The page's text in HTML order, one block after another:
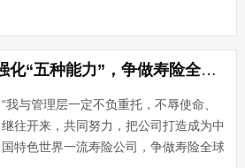
首次派发了中期红利，全年每股拟派发
0.6元，派息总额达到183.7亿元，较
2023年大幅增···...
中国人寿蔡希良：强化“五种能力”，争做寿险全球领军企业
“我与管理层一定不负重托，不辱使命、
继往开来，共同努力，把公司打造成为中
国特色世界一流寿险公司，争做寿险全球